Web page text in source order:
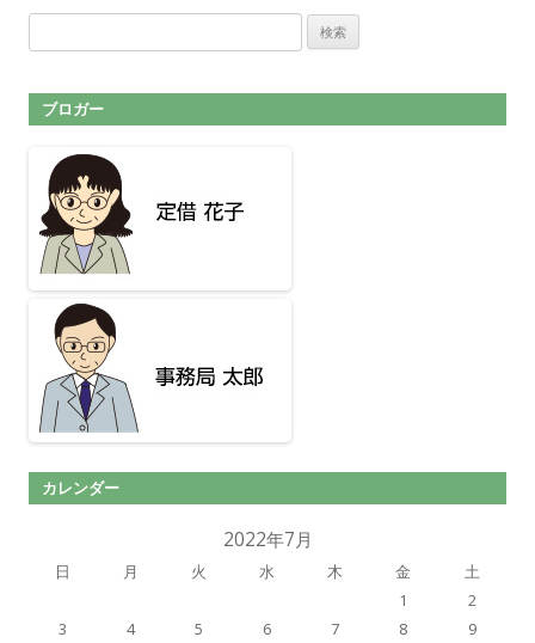
ブロガー
カレンダー
2022年7月
日 月 火 水 木 金 土
1
2
3
4 5 6 7 8
9